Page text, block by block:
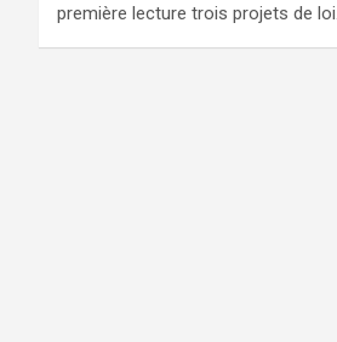
première lecture trois projets de loi…